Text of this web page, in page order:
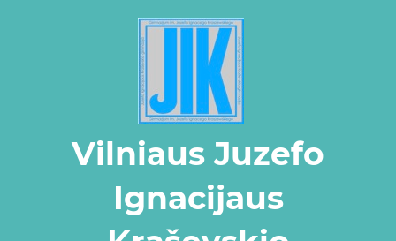
Vilniaus Juzefo
Ignacijaus